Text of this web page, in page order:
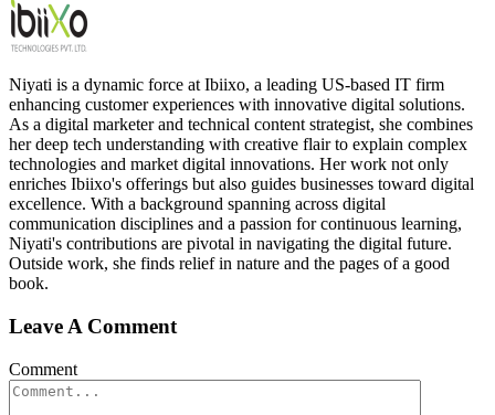
Niyati is a dynamic force at Ibiixo, a leading US-based IT firm
enhancing customer experiences with innovative digital solutions.
As a digital marketer and technical content strategist, she combines
her deep tech understanding with creative flair to explain complex
technologies and market digital innovations. Her work not only
enriches Ibiixo's offerings but also guides businesses toward digital
excellence. With a background spanning across digital
communication disciplines and a passion for continuous learning,
Niyati's contributions are pivotal in navigating the digital future.
Outside work, she finds relief in nature and the pages of a good
book.
Leave A Comment
Comment